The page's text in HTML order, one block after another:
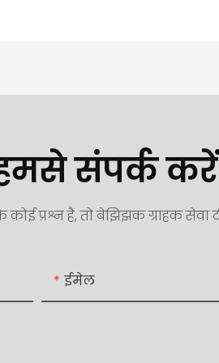
संपर्क करें
प्रश्न हैं, तो बेझिझक ग्राहक सेवा
ईमेल